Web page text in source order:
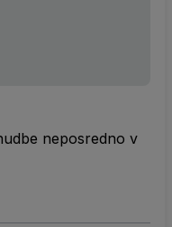
neposredno v